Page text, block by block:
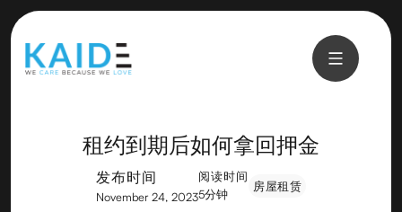
租约到期后如何拿回押金
发布时间
November 24, 2023
阅读时间
5分钟
房屋租赁